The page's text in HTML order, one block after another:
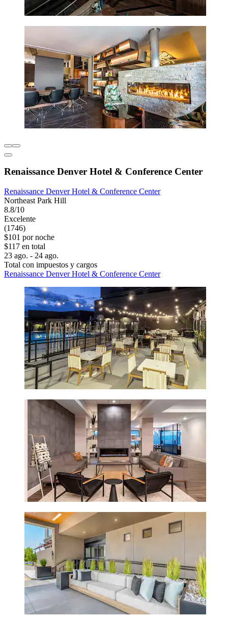
Renaissance Denver Hotel & Conference Center
Renaissance Denver Hotel & Conference Center
Northeast Park Hill
8.8/10
Excelente
(1746)
$101 por noche
$117 en total
23 ago. - 24 ago.
Total con impuestos y cargos
Renaissance Denver Hotel & Conference Center